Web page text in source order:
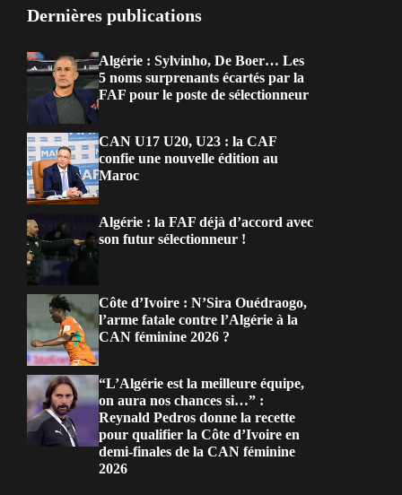
Dernières publications
Algérie : Sylvinho, De Boer… Les
5 noms surprenants écartés par la
FAF pour le poste de sélectionneur
CAN U17 U20, U23 : la CAF
confie une nouvelle édition au
Maroc
Algérie : la FAF déjà d’accord avec
son futur sélectionneur !
Côte d’Ivoire : N’Sira Ouédraogo,
l’arme fatale contre l’Algérie à la
CAN féminine 2026 ?
“L’Algérie est la meilleure équipe,
on aura nos chances si…” :
Reynald Pedros donne la recette
pour qualifier la Côte d’Ivoire en
demi-finales de la CAN féminine
2026